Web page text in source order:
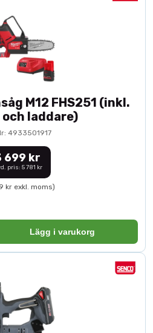
M12 FHS251 (inkl.
laddare)
4933501917
699 kr
pris: 5 781 kr
kr exkl. moms)
Lägg i varukorg